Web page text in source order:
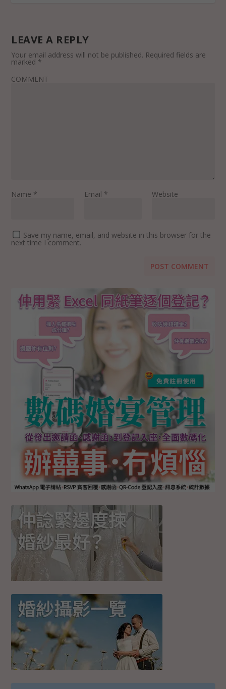
LEAVE A REPLY
Your email address will not be published. Required fields are
marked *
COMMENT
Name * Email * Website
Save my name, email, and website in this browser for the
next time I comment.